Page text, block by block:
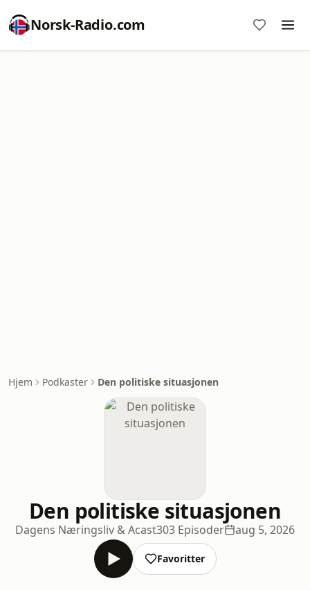
Norsk-Radio.com
Hjem Podkaster Den politiske situasjonen
Den politiske situasjonen
Dagens Næringsliv & Acast303 Episoder aug 5, 2026
Favoritter